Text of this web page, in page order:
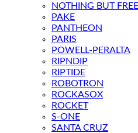
NOTHING BUT FREE
PAKE
PANTHEON
PARIS
POWELL-PERALTA
RIPNDIP
RIPTIDE
ROBOTRON
ROCKASOX
ROCKET
S-ONE
SANTA CRUZ